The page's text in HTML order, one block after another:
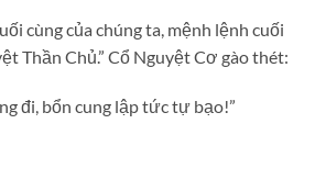
cùng của chúng ta, mệnh lệnh cuối
Thần Chủ.” Cổ Nguyệt Cơ gào thét:
đi, bổn cung lập tức tự bạo!”